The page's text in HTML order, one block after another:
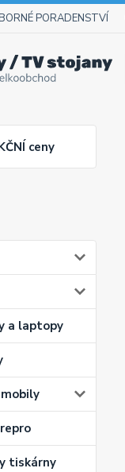
PORADENSTVÍ
ceny
a laptopy
tiskárny